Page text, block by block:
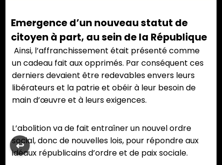
Emergence d’un nouveau statut de
citoyen à part, au sein de la République
Ainsi, l’affranchissement était présenté comme
un cadeau fait aux opprimés. Par conséquent ces
derniers devaient être redevables envers leurs
libérateurs et la patrie et obéir à leur besoin de
main d’œuvre et à leurs exigences.
L’abolition va de fait entraîner un nouvel ordre
social, donc de nouvelles lois, pour répondre aux
idéaux républicains d’ordre et de paix sociale.
↩︎